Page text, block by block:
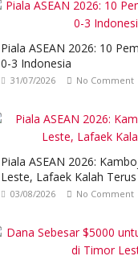
Piala ASEAN 2026: 10
0-3 Indonesia
31/07/2026 No Comment
Piala ASEAN 2026:
Leste, Lafaek Kalah Terus
03/08/2026 No Comment